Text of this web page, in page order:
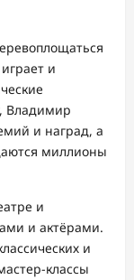
и
Владимир
и наград, а
миллионы
и
и актёрами.
и
классы